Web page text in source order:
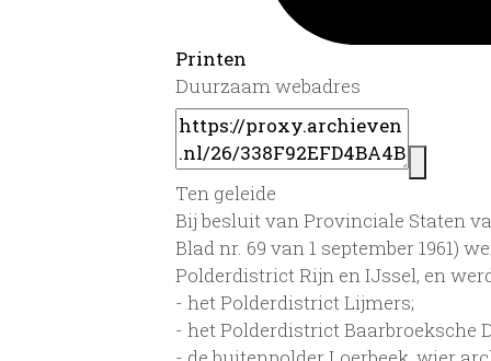
Printen
Duurzaam webadres
Ten geleide
Bij besluit van Provinciale Staten
Blad nr. 69 van 1 september 1961)
Polderdistrict Rijn en IJssel, en
- het Polderdistrict Lijmers;
- het Polderdistrict Baarbroeksche